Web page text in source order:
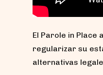
El Parole in Place
regularizar su
alternativas